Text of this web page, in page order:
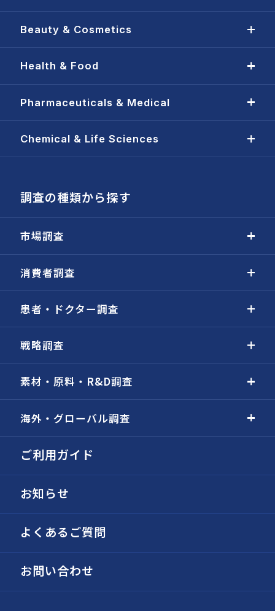
Beauty & Cosmetics
Health & Food
Pharmaceuticals & Medical
Chemical & Life Sciences
調査の種類から探す
市場調査
消費者調査
患者・ドクター調査
戦略調査
素材・原料・R&D調査
海外・グローバル調査
ご利用ガイド
お知らせ
よくあるご質問
お問い合わせ